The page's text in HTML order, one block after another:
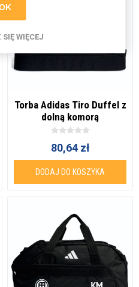
Torba Adidas Tiro Duffel z
dolną komorą
80,64 zł
DODAJ DO KOSZYKA
SIĘ WIĘCEJ